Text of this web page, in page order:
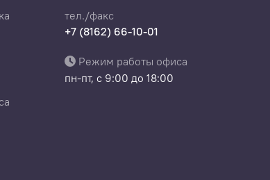
тел./факс
+7 (8162) 66-10-01
Режим работы офиса
пн-пт, с 9:00 до 18:00